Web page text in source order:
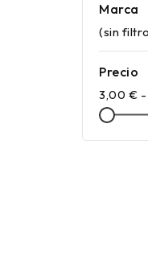
Marca
(sin
Precio
3,00 € -